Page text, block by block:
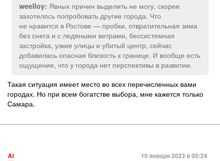
weelloy: Явных причин выделить не могу, скорее
захотелось попробовать другие города. Что
не нравится в Ростове — пробки, отвратительная зима
без снега и с ледяными ветрами, бессистемная
застройка, узкие улицы и убитый центр, сейчас
добавилась опасная близость к границе. И вообще есть
ощущение, что у города нет перспективы в развитии.
Такая ситуация имеет место во всех перечисленных вами
городах. Но при всем богатстве выбора, мне кажется только
Самара.
Al 10 января 2023 в 00:24